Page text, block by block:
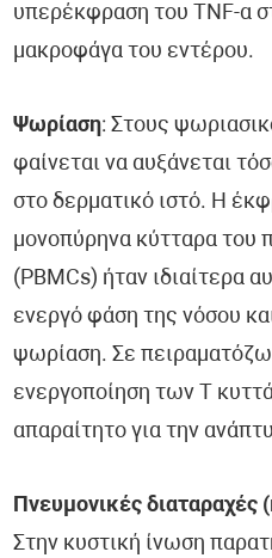
υπερέκφραση του TNF-α
μακροφάγα του εντέρου.
Ψωρίαση: Στους
φαίνεται να αυξάνεται
στο δερματικό ιστό. Η
μονοπύρηνα κύτταρα του
(PBMCs) ήταν ιδιαίτερα
ενεργό φάση της νόσου
ψωρίαση. Σε
ενεργοποίηση των Τ
απαραίτητο για την
Πνευμονικές διαταραχές
Στην κυστική ίνωση